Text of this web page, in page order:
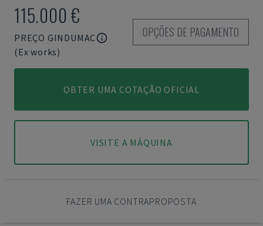
115.000 €
PREÇO GINDUMAC
(Ex works)
OPÇÕES DE PAGAMENTO
OBTER UMA COTAÇÃO OFICIAL
VISITE A MÁQUINA
FAZER UMA CONTRAPROPOSTA